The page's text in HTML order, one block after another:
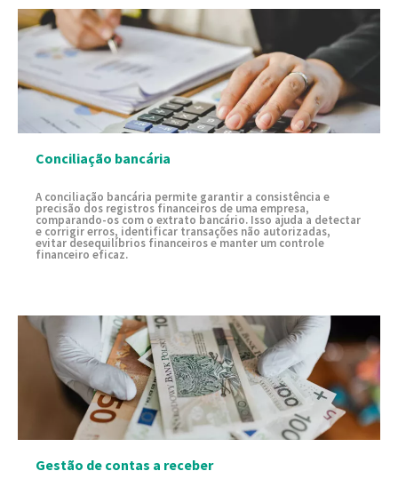
Conciliação bancária
A conciliação bancária permite garantir a consistência e
precisão dos registros financeiros de uma empresa,
comparando-os com o extrato bancário. Isso ajuda a detectar
e corrigir erros, identificar transações não autorizadas,
evitar desequilíbrios financeiros e manter um controle
financeiro eficaz.
Gestão de contas a receber